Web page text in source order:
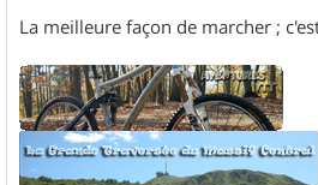
La meilleure façon de marcher ;